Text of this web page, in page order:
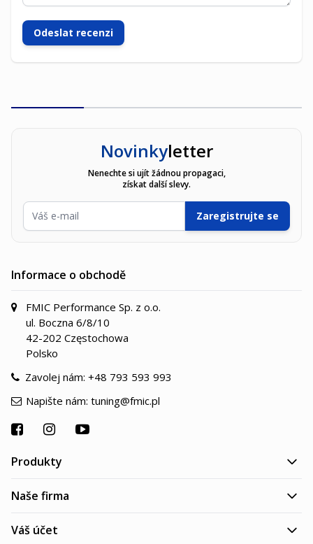
Odeslat recenzi
Novinkyletter
Nenechte si ujít žádnou propagaci,
získat další slevy.
E-mailová adresa
Zaregistrujte se
Informace o obchodě
FMIC Performance Sp. z o.o.
ul. Boczna 6/8/10
42-202 Częstochowa
Polsko
Zavolej nám: +48 793 593 993
Napište nám: tuning@fmic.pl
Produkty
Naše firma
Váš účet